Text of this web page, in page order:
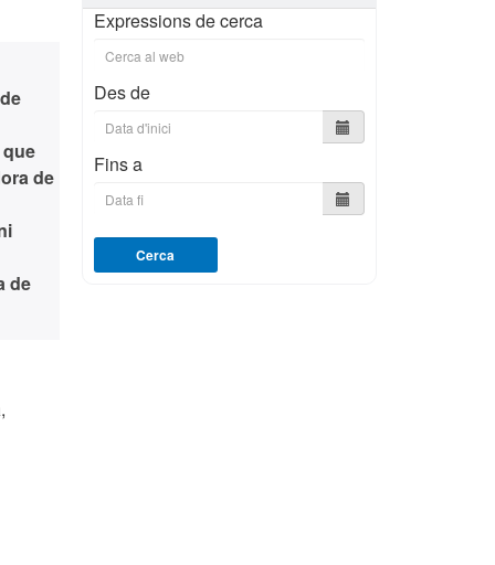
que
de
de
,
Expressions de cerca
Des de
Fins a
Cerca